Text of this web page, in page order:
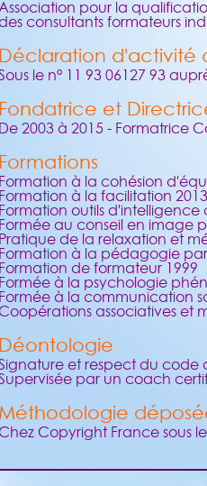
Association pour la
consultants formateurs
Déclaration d'activité
le n° 11 93 06127 93
Fondatrice et
De 2003 à 2015 - Formatrice
Formations
Formation à la cohésion
Formation à la facilitation 2013
Formation outils d'intelligence
Formée au conseil en image
Pratique de la relaxation et
Formation à la pédagogie par
Formation de formateur 1999
Formée à la psychologie
Formée à la communication
Coopérations associatives et
Déontologie
et respect du code
par un coach
Méthodologie
Chez Copyright France sous